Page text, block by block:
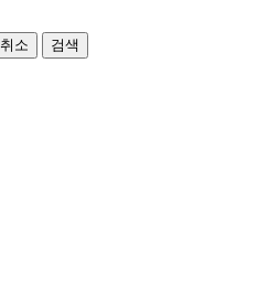
취소
검색